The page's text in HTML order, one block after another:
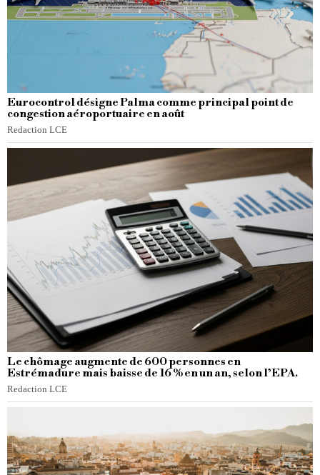
Eurocontrol désigne Palma comme principal point de
congestion aéroportuaire en août
Redaction LCE
Le chômage augmente de 600 personnes en
Estrémadure mais baisse de 16 % en un an, selon l’EPA.
Redaction LCE